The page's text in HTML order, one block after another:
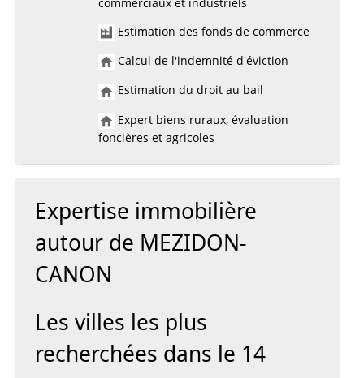
Estimation des fonds de commerce
Calcul de l'indemnité d'éviction
Estimation du droit au bail
Expert biens ruraux, évaluation
foncières et agricoles
Expertise immobilière
autour de MEZIDON-
CANON
Les villes les plus
recherchées dans le 14